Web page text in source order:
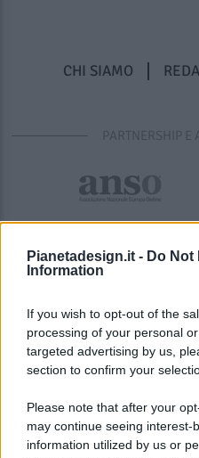
Pianetadesign.it - Do Not
Information
If you wish to opt-out of the
processing of your personal
targeted advertising by us,
section to confirm your
Please note that after your
may continue seeing
information utilized by us or
CHI SIAMO
PARTNERSHIP E
© 2026 - Pianeta Design -
Registrata Al Tribunale Di
ISCRIZIONE AL ROC N.
(ASSOCIAZIONE